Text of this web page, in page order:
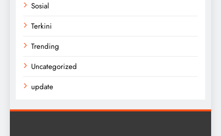
Sosial
Terkini
Trending
Uncategorized
update